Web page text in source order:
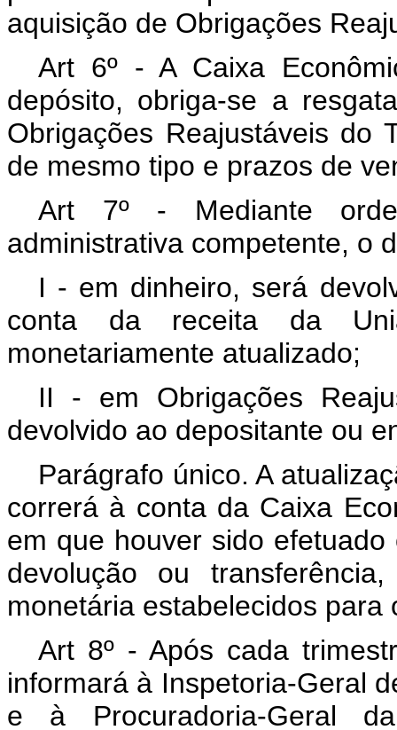
aquisição de Obrigações
Art 6º - A Caixa
depósito, obriga-se a
Obrigações Reajustáveis do
de mesmo tipo e prazos de
Art 7º - Mediante
administrativa competente, o
I - em dinheiro, será
conta da receita da
monetariamente atualizado;
II - em Obrigações
devolvido ao depositante ou
Parágrafo único. A
correrá à conta da Caixa
em que houver sido
devolução ou
monetária estabelecidos para
Art 8º - Após cada
informará à Inspetoria-Geral
e à Procuradoria-Geral